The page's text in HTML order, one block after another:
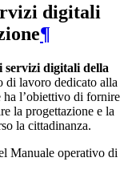
digitali
¶
servizi digitali della
di lavoro dedicato alla
l’obiettivo di fornire
la progettazione e la
la cittadinanza.
Manuale operativo di